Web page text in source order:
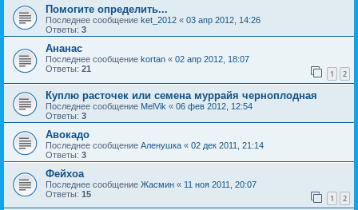
Помогите определить...
Последнее сообщение ket_2012 « 03 апр 2012, 14:26
Ответы: 3
Ананас
Последнее сообщение kortan « 02 апр 2012, 18:07
Ответы: 21 1 2
Куплю расточек или семена муррайя черноплодная
Последнее сообщение MelVik « 06 фев 2012, 12:54
Ответы: 3
Авокадо
Последнее сообщение Аленушка « 02 дек 2011, 21:14
Ответы: 3
Фейхоа
Последнее сообщение Жасмин « 11 ноя 2011, 20:07
Ответы: 15 1 2